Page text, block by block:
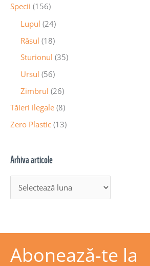
Specii (156)
Lupul (24)
Râsul (18)
Sturionul (35)
Ursul (56)
Zimbrul (26)
Tăieri ilegale (8)
Zero Plastic (13)
Arhiva articole
Abonează-te la